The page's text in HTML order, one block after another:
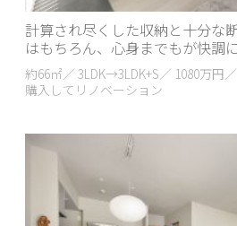
計算され尽くした収納と十分な
はもちろん、心身までもが快調に
約66㎡／ 3LDK→3LDK+S／ 1080万円／
購入してリノベーション